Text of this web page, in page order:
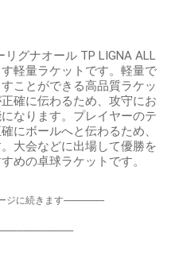
グナオール TP LIGNA ALL
軽量ラケットです。軽量で
ことができる高品質ラケッ
確に伝わるため、攻守にお
なります。プレイヤーのテ
にボールへと伝わるため、
大会などに出場して優勝を
めの卓球ラケットです。
ジに続きます-----------------